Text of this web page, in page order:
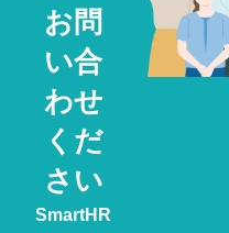
お問
い合
わせ
くだ
さい
SmartHR